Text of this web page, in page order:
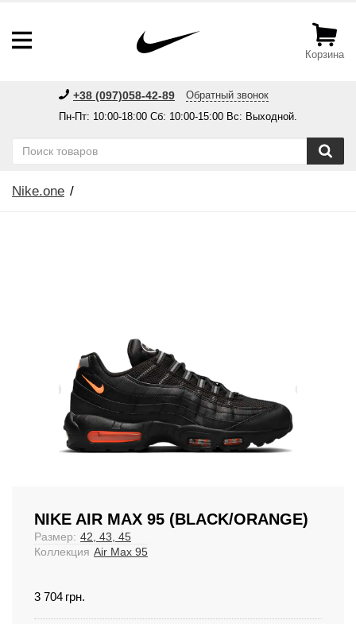
Корзина
+38 (097)058-42-89
Обратный звонок
Пн-Пт: 10:00-18:00 Сб: 10:00-15:00 Вс: Выходной.
Nike.one
NIKE AIR MAX 95 (BLACK/ORANGE)
Размер: 42, 43, 45
Коллекция Air Max 95
3 704 грн.